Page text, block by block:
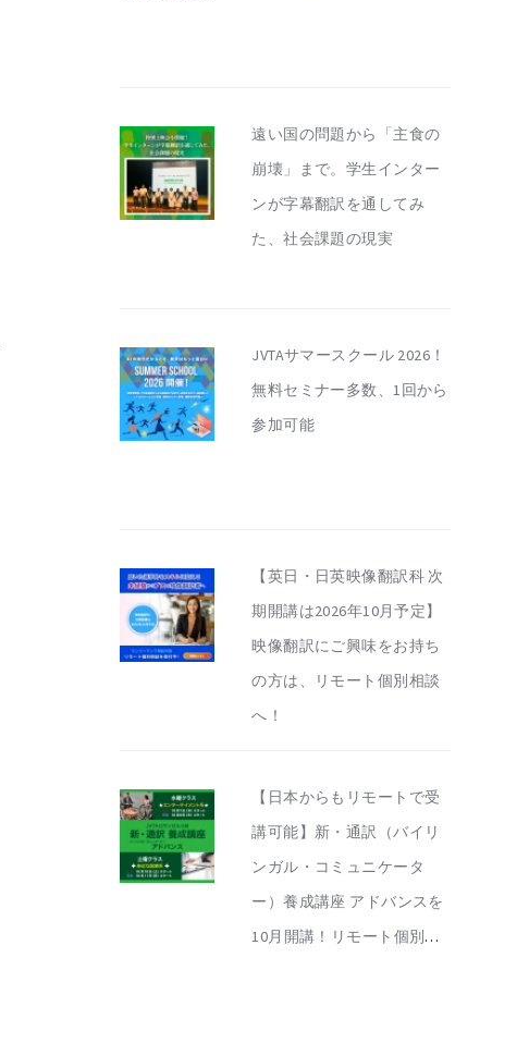
遠い国の問題から「主食の
崩壊」まで。学生インター
ンが字幕翻訳を通してみ
た、社会課題の現実
JVTAサマースクール 2026！
無料セミナー多数、1回から
参加可能
【英日・日英映像翻訳科 次
期開講は2026年10月予定】
映像翻訳にご興味をお持ち
の方は、リモート個別相談
へ！
【日本からもリモートで受
講可能】新・通訳（バイリ
ンガル・コミュニケータ
ー）養成講座 アドバンスを
10月開講！リモート個別相